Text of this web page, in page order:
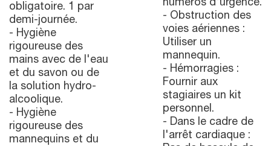
obligatoire. 1 par
demi-journée.
- Hygiène
rigoureuse des
mains avec de l'eau
et du savon ou de
la solution hydro-
alcoolique.
- Hygiène
rigoureuse des
mannequins et du
numéros d'urgence.
- Obstruction des
voies aériennes :
Utiliser un
mannequin.
- Hémorragies :
Fournir aux
stagiaires un kit
personnel.
- Dans le cadre de
l'arrêt cardiaque :